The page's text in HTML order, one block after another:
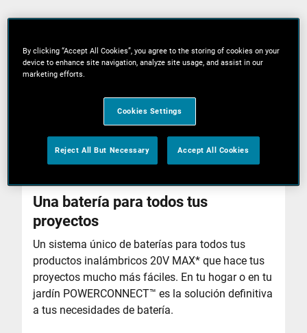
Una batería para todos tus
proyectos
Un sistema único de baterías para todos tus
productos inalámbricos 20V MAX* que hace tus
proyectos mucho más fáciles. En tu hogar o en tu
jardín POWERCONNECT™ es la solución definitiva
a tus necesidades de batería.
By clicking “Accept All Cookies”, you agree to the storing of cookies on your
device to enhance site navigation, analyze site usage, and assist in our
marketing efforts.
Cookies Settings
Reject All But Necessary Accept All Cookies